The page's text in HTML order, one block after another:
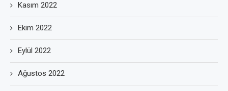
Kasım 2022
Ekim 2022
Eylül 2022
Ağustos 2022